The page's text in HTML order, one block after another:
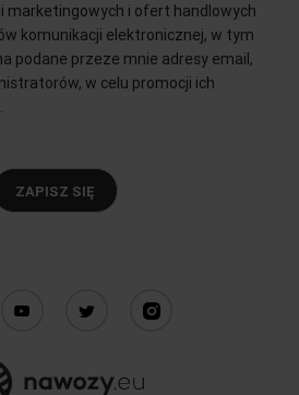
marketingowych i ofert handlowych
komunikacji elektronicznej, w tym
podane przeze mnie adresy email,
w celu promocji ich
ZAPISZ SIĘ